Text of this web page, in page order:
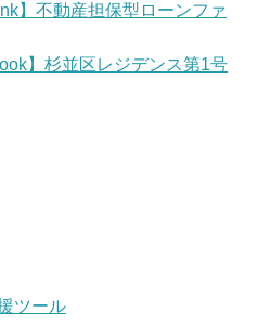
】不動産担保型ローンファ
】杉並区レジデンス第1号
ツール